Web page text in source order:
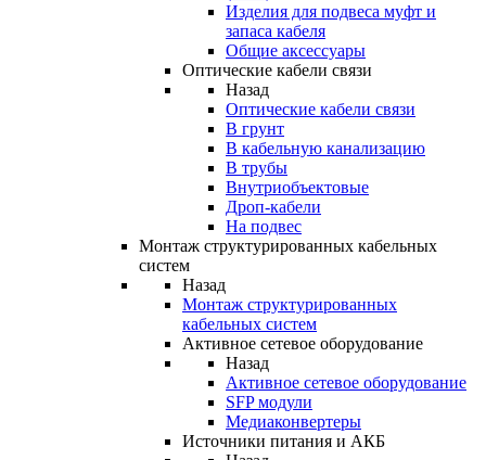
Изделия для подвеса муфт и
запаса кабеля
Общие аксессуары
Оптические кабели связи
Назад
Оптические кабели связи
В грунт
В кабельную канализацию
В трубы
Внутриобъектовые
Дроп-кабели
На подвес
Монтаж структурированных кабельных
систем
Назад
Монтаж структурированных
кабельных систем
Активное сетевое оборудование
Назад
Активное сетевое оборудование
SFP модули
Медиаконвертеры
Источники питания и АКБ